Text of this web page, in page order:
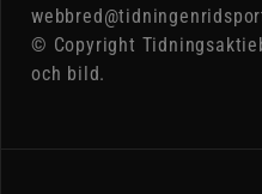
© Copyright
och bild.